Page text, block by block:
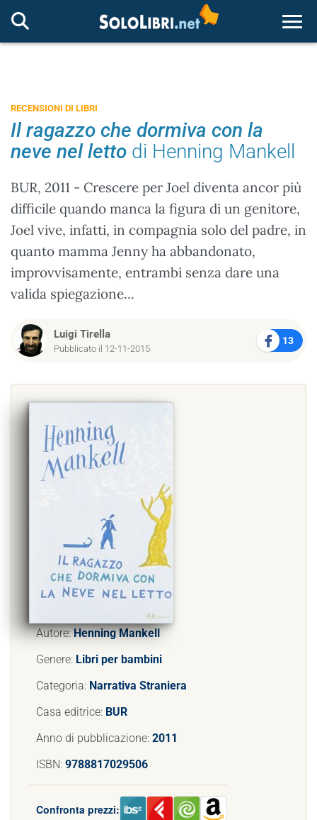
RECENSIONI DI LIBRI
Il ragazzo che dormiva con la
neve nel letto di Henning Mankell
BUR, 2011 - Crescere per Joel diventa ancor più
difficile quando manca la figura di un genitore,
Joel vive, infatti, in compagnia solo del padre, in
quanto mamma Jenny ha abbandonato,
improvvisamente, entrambi senza dare una
valida spiegazione...
Luigi Tirella
Pubblicato il 12-11-2015
13
Autore:Henning Mankell
Genere: Libri per bambini
Categoria: Narrativa Straniera
Casa editrice: BUR
Anno di pubblicazione: 2011
ISBN: 9788817029506
Confronta prezzi: